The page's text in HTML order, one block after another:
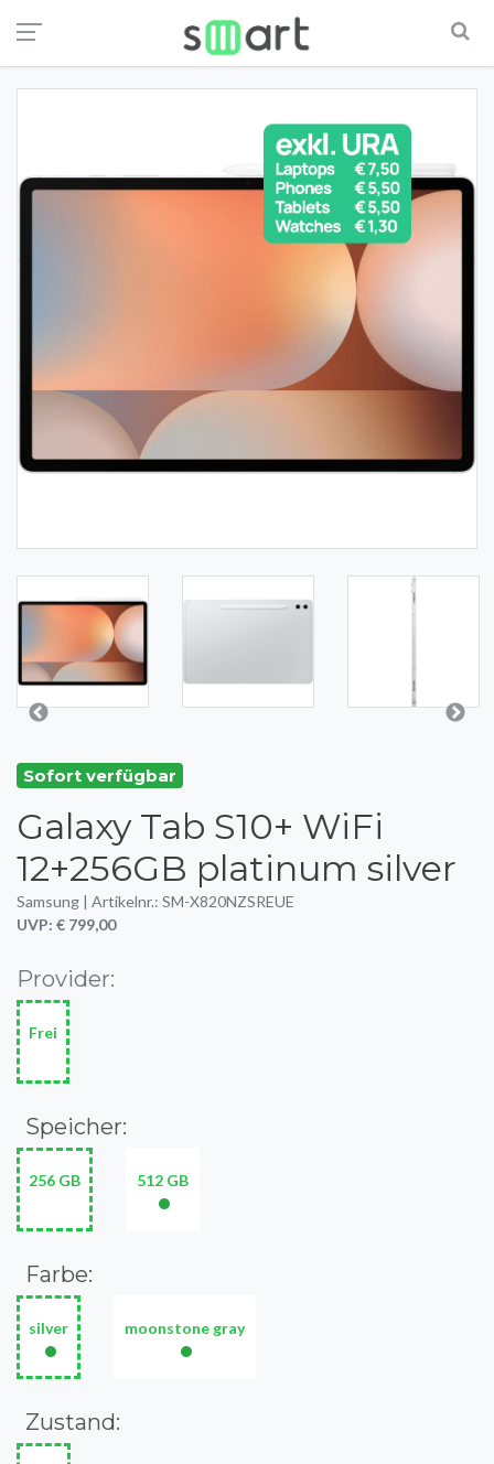
Sofort verfügbar
Galaxy Tab S10+ WiFi
12+256GB platinum silver
Samsung | Artikelnr.: SM-X820NZSREUE
UVP: € 799,00
Provider:
Frei
Speicher:
256 GB 512 GB
•
Farbe:
silver
•
moonstone gray
•
Zustand: